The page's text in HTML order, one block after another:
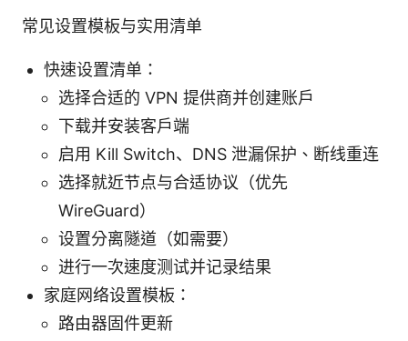
常见设置模板与实用清单
快速设置清单：
选择合适的 VPN 提供商并创建账户
下载并安装客户端
启用 Kill Switch、DNS 泄漏保护、断线重连
选择就近节点与合适协议（优先
WireGuard）
设置分离隧道（如需要）
进行一次速度测试并记录结果
家庭网络设置模板：
路由器固件更新